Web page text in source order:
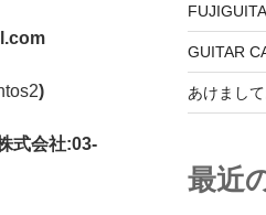
)
式会社:03-
GUITAR
あけまし
最近